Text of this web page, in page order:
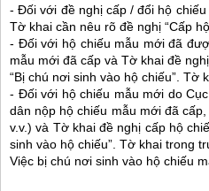
- Đối với đề nghị cấp / đổi hộ
Tờ khai cần nêu rõ đề nghị “Cấp
- Đối với hộ chiếu mẫu mới đã
mẫu mới đã cấp và Tờ khai đề
“Bị chú nơi sinh vào hộ chiếu”.
- Đối với hộ chiếu mẫu mới do
dân nộp hộ chiếu mẫu mới đã
v.v.) và Tờ khai đề nghị cấp hộ
sinh vào hộ chiếu”. Tờ khai trong
Việc bị chú nơi sinh vào hộ chiếu